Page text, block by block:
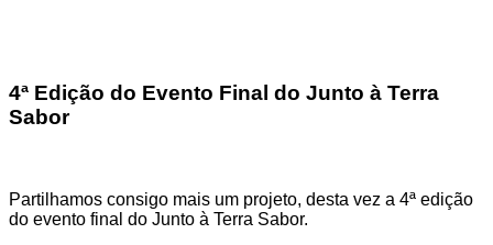
4ª Edição do Evento Final do Junto à Terra
Sabor
Partilhamos consigo mais um projeto, desta vez a 4ª edição
do evento final do Junto à Terra Sabor.